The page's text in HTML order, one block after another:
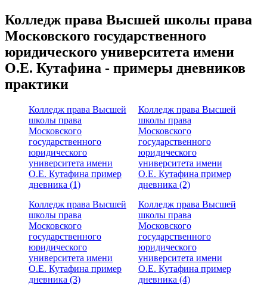
Колледж права Высшей школы права
Московского государственного
юридического университета имени
О.Е. Кутафина - примеры дневников
практики
Колледж права Высшей
школы права
Московского
государственного
юридического
университета имени
О.Е. Кутафина пример
дневника (1)
Колледж права Высшей
школы права
Московского
государственного
юридического
университета имени
О.Е. Кутафина пример
дневника (2)
Колледж права Высшей
школы права
Московского
государственного
юридического
университета имени
О.Е. Кутафина пример
дневника (3)
Колледж права Высшей
школы права
Московского
государственного
юридического
университета имени
О.Е. Кутафина пример
дневника (4)